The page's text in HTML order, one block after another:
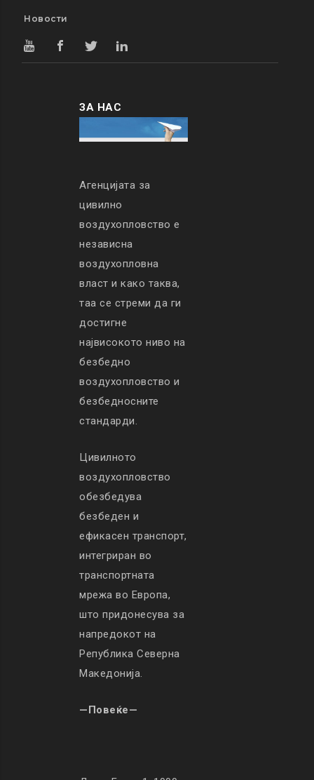
Новости
ЗА НАС
Агенцијата за
цивилно
воздухопловство е
независна
воздухопловна
власт и како таква,
таа се стреми да ги
достигне
највисокото ниво на
безбедно
воздухопловство и
безбедносните
стандарди.
Цивилното
воздухопловство
обезбедува
безбеден и
ефикасен транспорт,
интегриран во
транспортната
мрежа во Европа,
што придонесува за
напредокот на
Република Северна
Македонија.
—Повеќе—